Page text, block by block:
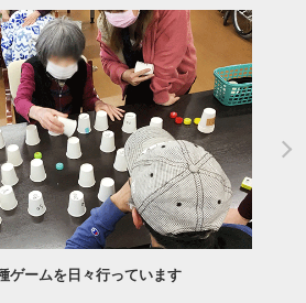
ゲームを日々行っています